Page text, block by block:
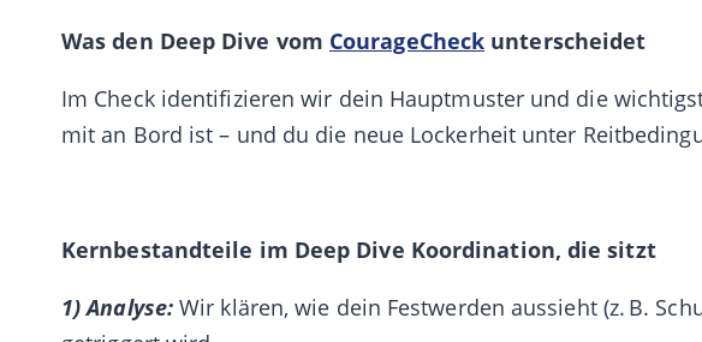
Was den Deep Dive vom CourageCheck unterscheidet
Im Check identifizieren wir dein Hauptmuster und die
mit an Bord ist – und du die neue Lockerheit unter
Kernbestandteile im Deep Dive Koordination, die sitzt
1) Analyse: Wir klären, wie dein Festwerden aussieht (z. B.